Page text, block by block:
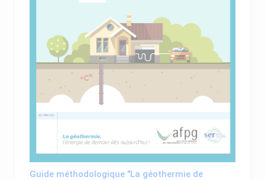
Guide méthodologique "La géothermie de